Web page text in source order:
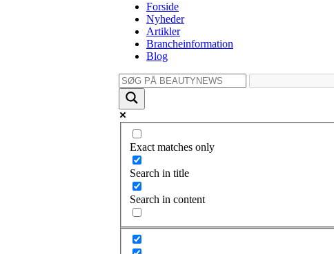
Forside
Nyheder
Artikler
Brancheinformation
Blog
Exact matches only
Search in title
Search in content